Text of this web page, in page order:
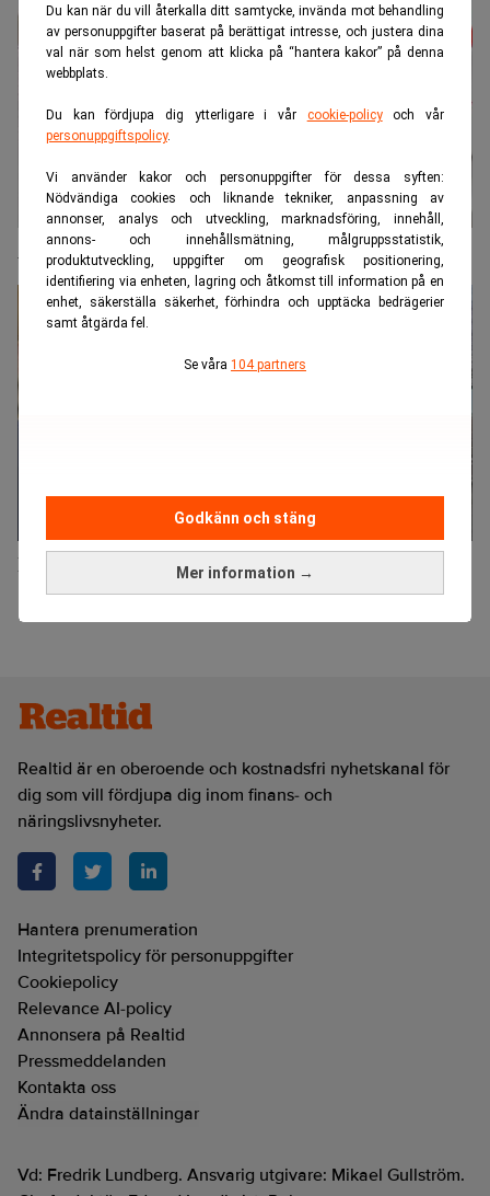
Du kan när du vill återkalla ditt samtycke, invända mot behandling
av personuppgifter baserat på berättigat intresse, och justera dina
val när som helst genom att klicka på “hantera kakor” på denna
webbplats.
Du kan fördjupa dig ytterligare i vår cookie-policyoch vår
personuppgiftspolicy.
Vi använder kakor och personuppgifter för dessa syften:
Nödvändiga cookies och liknande tekniker, anpassning av
annonser, analys och utveckling, marknadsföring, innehåll,
annons- och innehållsmätning, målgruppsstatistik,
produktutveckling, uppgifter om geografisk positionering,
identifiering via enheten, lagring och åtkomst till information på en
enhet, säkerställa säkerhet, förhindra och upptäcka bedrägerier
samt åtgärda fel.
Se våra 104 partners
Mer information →
Godkänn och stäng
AI-hajp? Snarare haveri, visar forskningen
Kinas priskrig krossar framtidstron
Realtid är en oberoende och kostnadsfri nyhetskanal för
dig som vill fördjupa dig inom finans- och
näringslivsnyheter.
Hantera prenumeration
Integritetspolicy för personuppgifter
Cookiepolicy
Relevance AI-policy
Annonsera på Realtid
Pressmeddelanden
Kontakta oss
Ändra datainställningar
Vd: Fredrik Lundberg. Ansvarig utgivare: Mikael Gullström.